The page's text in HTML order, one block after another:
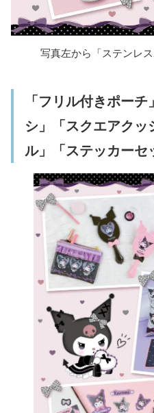
写真左から「ステンレ
「フリル付きポー
シ」「スクエアクッ
ル」「ステッカーセ